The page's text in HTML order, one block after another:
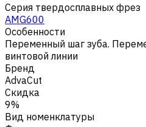
Серия твердосплавных фрез
AMG600
Особенности
Переменный шаг зуба.
винтовой линии
Бренд
AdvaCut
Скидка
9%
Вид номенклатуры